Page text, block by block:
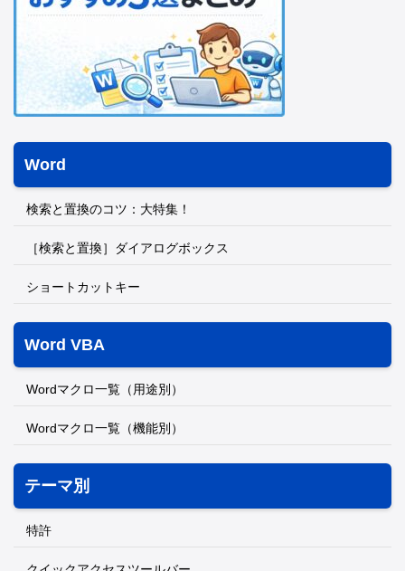
Word
検索と置換のコツ：大特集！
［検索と置換］ダイアログボックス
ショートカットキー
Word VBA
Wordマクロ一覧（用途別）
Wordマクロ一覧（機能別）
テーマ別
特許